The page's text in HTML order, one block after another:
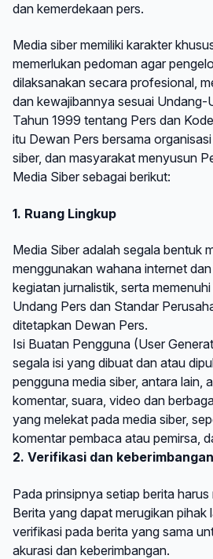
dan kemerdekaan pers.
Media siber memiliki karakter
memerlukan pedoman agar
dilaksanakan secara profesional,
dan kewajibannya sesuai
Tahun 1999 tentang Pers dan
itu Dewan Pers bersama
siber, dan masyarakat menyusun
Media Siber sebagai berikut:
1. Ruang Lingkup
Media Siber adalah segala bentuk
menggunakan wahana internet
kegiatan jurnalistik, serta
Undang Pers dan Standar
ditetapkan Dewan Pers.
Isi Buatan Pengguna (User
segala isi yang dibuat dan atau
pengguna media siber, antara lain,
komentar, suara, video dan
yang melekat pada media siber,
komentar pembaca atau pemirsa,
2. Verifikasi dan
Pada prinsipnya setiap berita harus
Berita yang dapat merugikan pihak
verifikasi pada berita yang sama
akurasi dan keberimbangan.